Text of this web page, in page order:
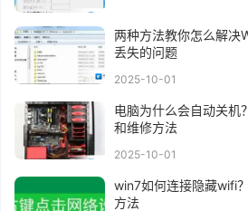
两种方法教你怎么解决
丢失的问题
2025-10-01
电脑为什么会自动关机
和维修方法
2025-10-01
win7如何连接隐藏wifi
方法